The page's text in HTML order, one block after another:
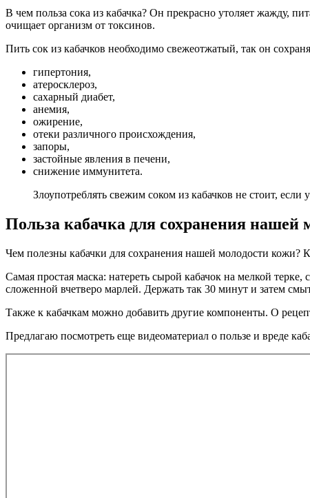
В чем польза сока из кабачка? Он прекрасно утоляет жажду,
очищает организм от токсинов.
Пить сок из кабачков необходимо свежеотжатый, так он
гипертония,
атеросклероз,
сахарный диабет,
анемия,
ожирение,
отеки различного происхождения,
запоры,
застойные явления в печени,
снижение иммунитета.
Злоупотреблять свежим соком из кабачков не стоит,
Польза кабачка для сохранения нашей
Чем полезны кабачки для сохранения нашей молодости кожи?
Самая простая маска: натереть сырой кабачок на мелкой
сложенной вчетверо марлей. Держать так 30 минут и затем
Также к кабачкам можно добавить другие компоненты. О
Предлагаю посмотреть еще видеоматериал о пользе и вреде